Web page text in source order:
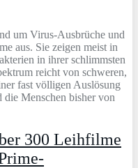
um Virus-Ausbrüche und
aus. Sie zeigen meist in
in ihrer schlimmsten
reicht von schweren,
fast völligen Auslösung
Menschen bisher von
300 Leihfilme